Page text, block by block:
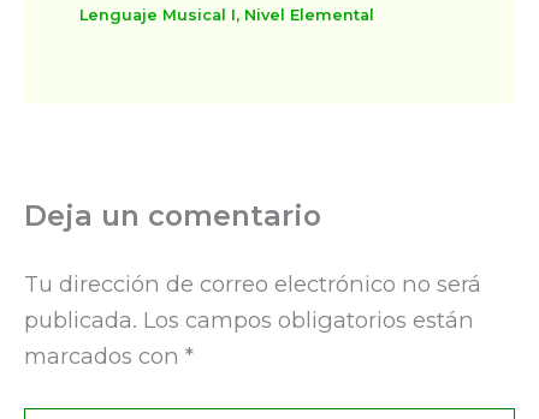
Lenguaje Musical I, Nivel Elemental
Deja un comentario
Tu dirección de correo electrónico no será
publicada. Los campos obligatorios están
marcados con *